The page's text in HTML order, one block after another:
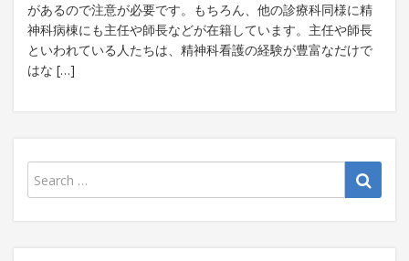
があるので注意が必要です。もちろん、他の診療科同様に精
神科病棟にも主任や師長などが在籍しています。主任や師長
といわれている人たちは、精神科看護の経験が豊富なだけで
はな […]